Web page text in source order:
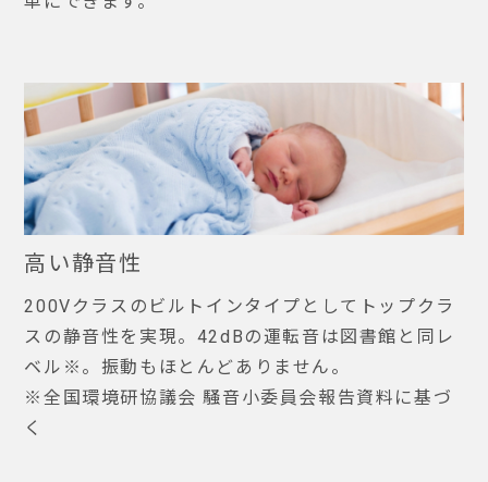
高い静音性
200Vクラスのビルトインタイプとしてトップクラ
スの静音性を実現。42dBの運転音は図書館と同レ
ベル※。振動もほとんどありません。
※全国環境研協議会 騒音小委員会報告資料に基づ
く